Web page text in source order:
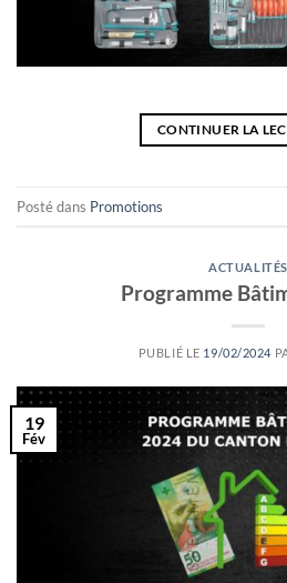
CONTINUER LA
Posté dans Promotions
ACTUALITÉS
Programme
PUBLIÉ LE 19/02/2024
19
Fév